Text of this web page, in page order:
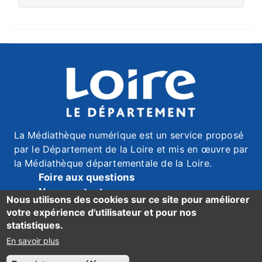
La Médiathèque numérique est un service proposé
par le Département de la Loire et mis en œuvre par
la Médiathèque départementale de la Loire.
Foire aux questions
Nous contacter
Mentions légales
Données personnelles
Accessibilité du site : mention de conformité ici
Nous utilisons des cookies sur ce site pour améliorer
votre expérience d'utilisateur et pour nos
statistiques.
En savoir plus